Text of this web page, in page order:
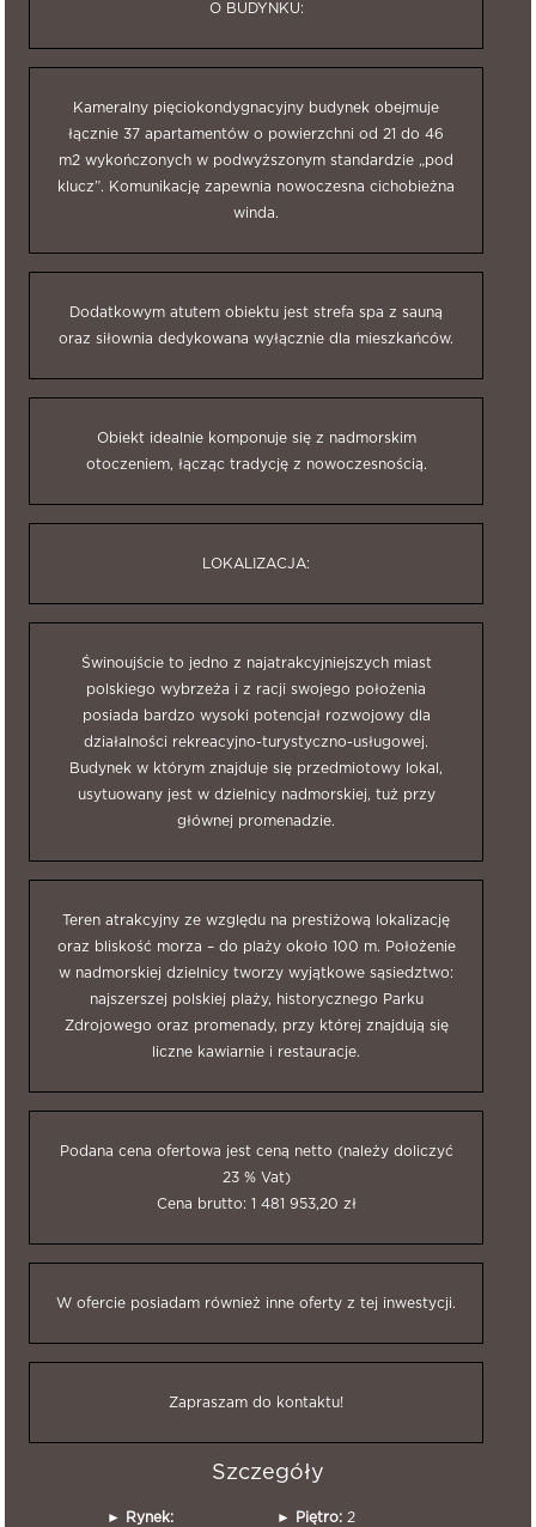
O BUDYNKU:
Kameralny pięciokondygnacyjny budynek obejmuje
łącznie 37 apartamentów o powierzchni od 21 do 46
m2 wykończonych w podwyższonym standardzie „pod
klucz”. Komunikację zapewnia nowoczesna cichobieżna
winda.
Dodatkowym atutem obiektu jest strefa spa z sauną
oraz siłownia dedykowana wyłącznie dla mieszkańców.
Obiekt idealnie komponuje się z nadmorskim
otoczeniem, łącząc tradycję z nowoczesnością.
LOKALIZACJA:
Świnoujście to jedno z najatrakcyjniejszych miast
polskiego wybrzeża i z racji swojego położenia
posiada bardzo wysoki potencjał rozwojowy dla
działalności rekreacyjno-turystyczno-usługowej.
Budynek w którym znajduje się przedmiotowy lokal,
usytuowany jest w dzielnicy nadmorskiej, tuż przy
głównej promenadzie.
Teren atrakcyjny ze względu na prestiżową lokalizację
oraz bliskość morza – do plaży około 100 m. Położenie
w nadmorskiej dzielnicy tworzy wyjątkowe sąsiedztwo:
najszerszej polskiej plaży, historycznego Parku
Zdrojowego oraz promenady, przy której znajdują się
liczne kawiarnie i restauracje.
Podana cena ofertowa jest ceną netto (należy doliczyć
23 % Vat)
Cena brutto: 1 481 953,20 zł
W ofercie posiadam również inne oferty z tej inwestycji.
Zapraszam do kontaktu!
Szczegóły
►
Rynek:
► Piętro: 2